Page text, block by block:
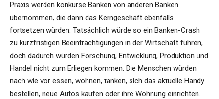
Praxis werden konkurse Banken von anderen Banken
übernommen, die dann das Kerngeschäft ebenfalls
fortsetzen würden. Tatsächlich würde so ein Banken-Crash
zu kurzfristigen Beeinträchtigungen in der Wirtschaft führen,
doch dadurch würden Forschung, Entwicklung, Produktion und
Handel nicht zum Erliegen kommen. Die Menschen würden
nach wie vor essen, wohnen, tanken, sich das aktuelle Handy
bestellen, neue Autos kaufen oder ihre Wohnung einrichten.